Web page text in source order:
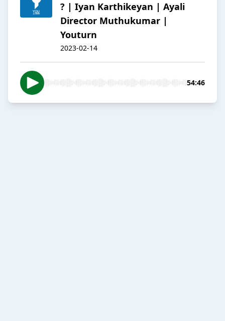
? | Iyan Karthikeyan | Ayali
Director Muthukumar |
Youturn
2023-02-14
54:46